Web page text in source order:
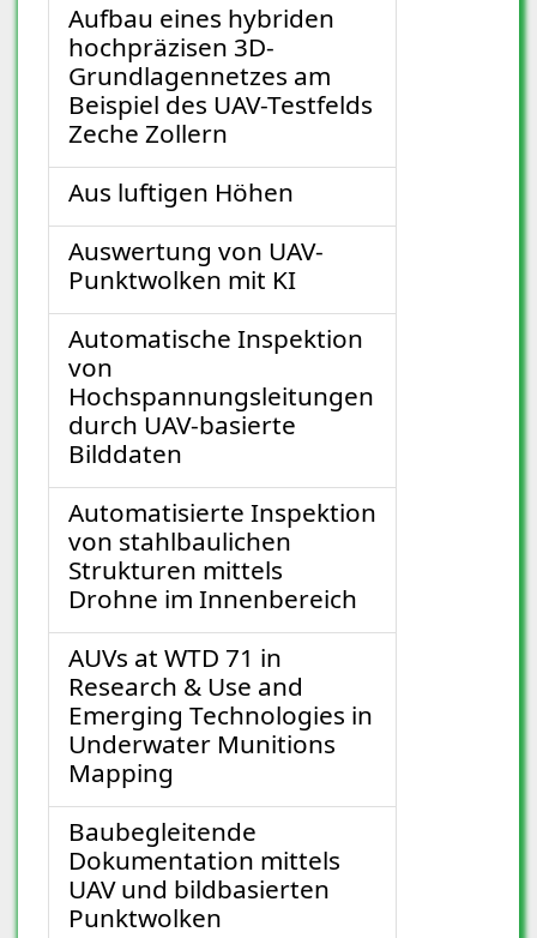
Aufbau eines hybriden
hochpräzisen 3D-
Grundlagennetzes am
Beispiel des UAV-Testfelds
Zeche Zollern
Aus luftigen Höhen
Auswertung von UAV-
Punktwolken mit KI
Automatische Inspektion
von
Hochspannungsleitungen
durch UAV-basierte
Bilddaten
Automatisierte Inspektion
von stahlbaulichen
Strukturen mittels
Drohne im Innenbereich
AUVs at WTD 71 in
Research & Use and
Emerging Technologies in
Underwater Munitions
Mapping
Baubegleitende
Dokumentation mittels
UAV und bildbasierten
Punktwolken